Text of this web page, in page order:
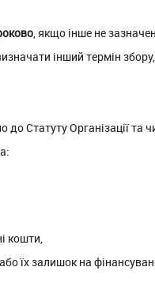
, якщо інше не
інший термін
Статуту Організації та
кошти,
їх залишок на